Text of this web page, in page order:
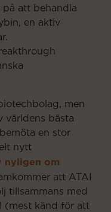
på att behandla
en aktiv
men
världens bästa
en stor
nytt
nyligen om
att ATAI
tillsammans med
(mest känd för att